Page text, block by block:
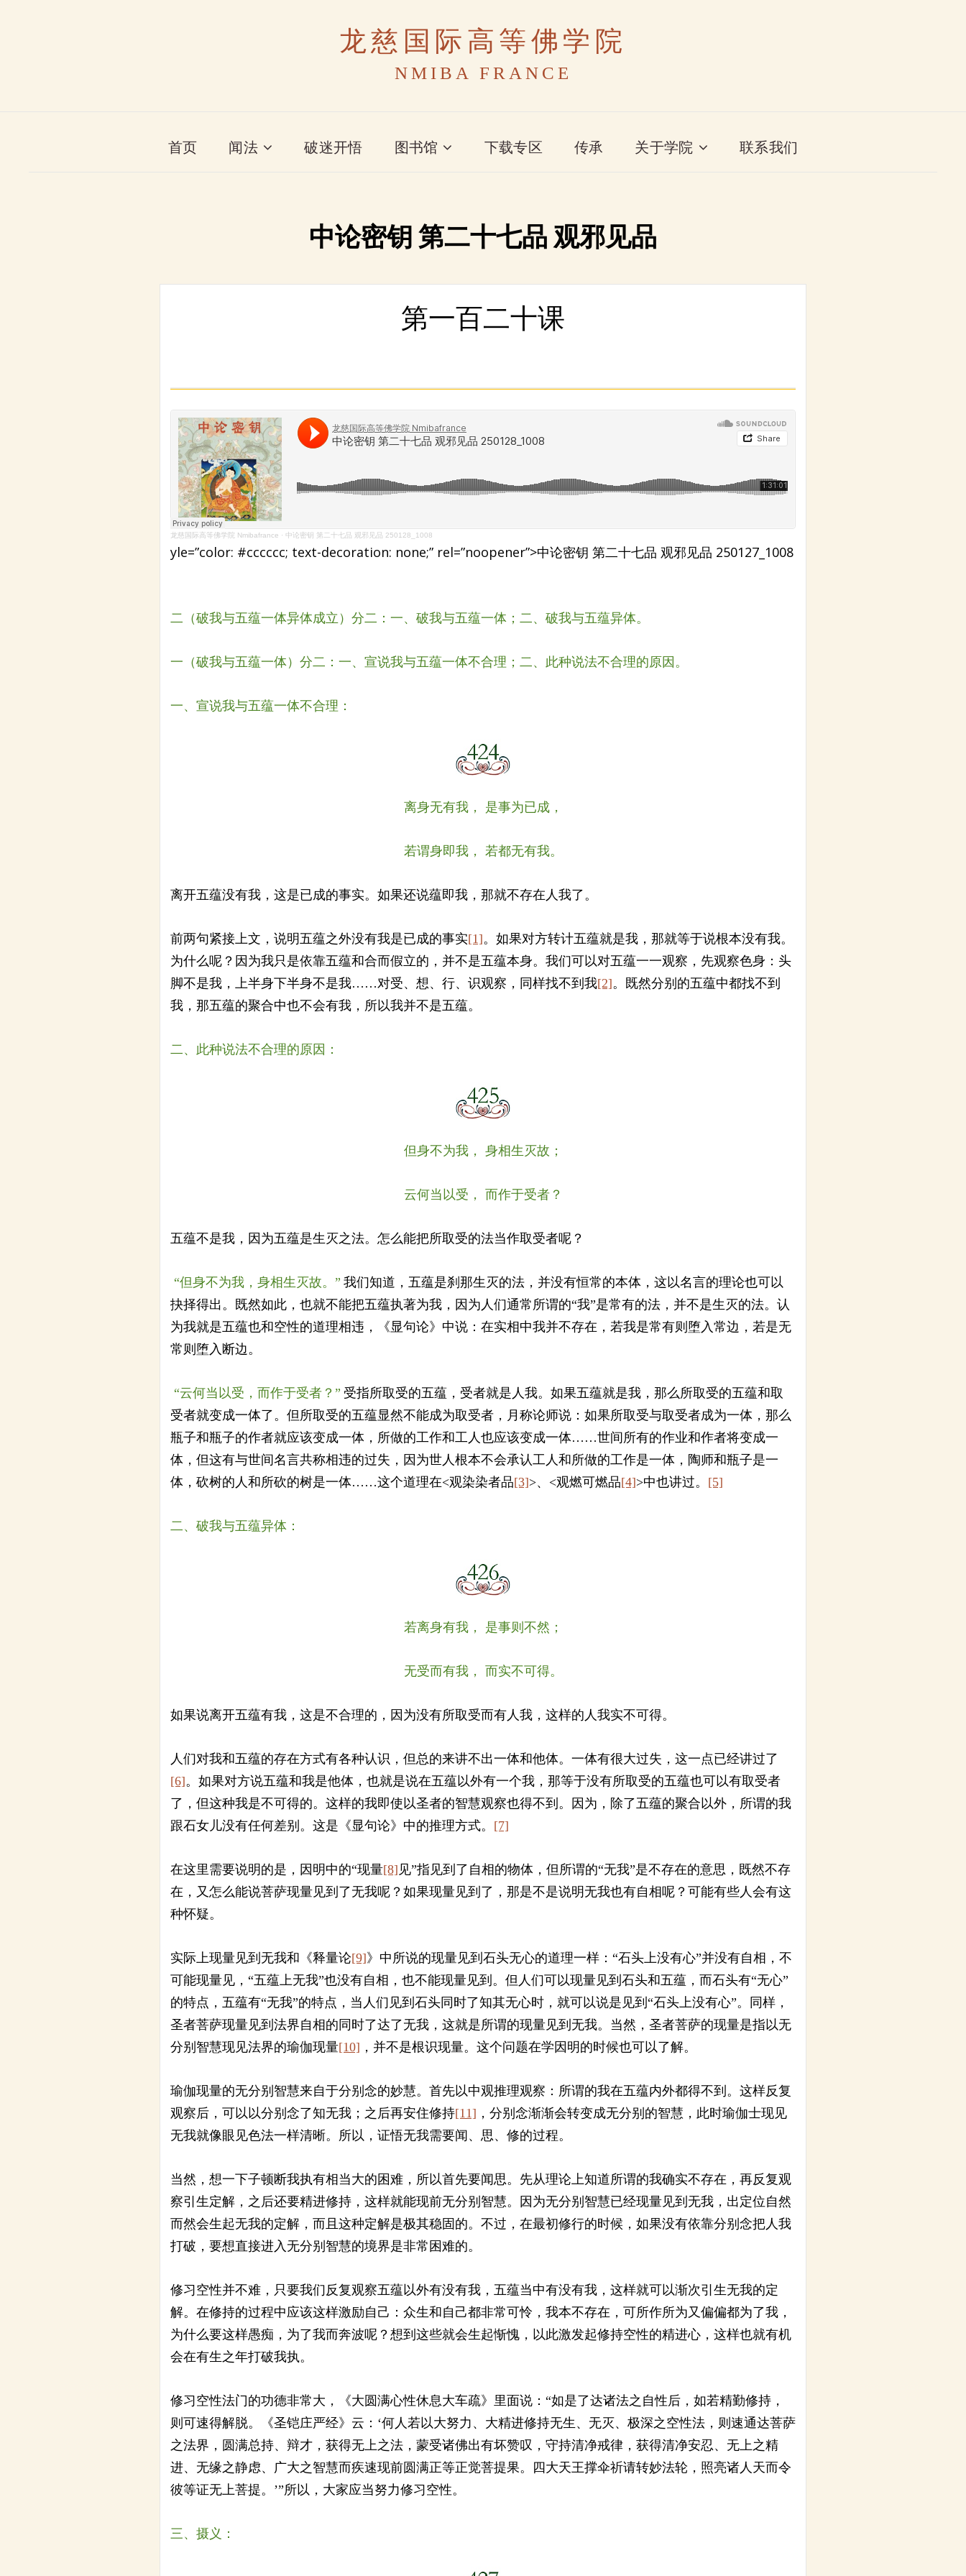
龙慈国际高等佛学院
NMIBA FRANCE
首页 闻法 破迷开悟 图书馆 下载专区 传承 关于学院 联系我们
中论密钥 第二十七品 观邪见品
第一百二十课
龙慈国际高等佛学院 Nmibafrance · 中论密钥 第二十七品 观邪见品 250128_1008
yle=”color: #cccccc; text-decoration: none;” rel=”noopener”>中论密钥 第二十七品 观邪见品 250127_1008
二（破我与五蕴一体异体成立）分二：一、破我与五蕴一体；二、破我与五蕴异体。
一（破我与五蕴一体）分二：一、宣说我与五蕴一体不合理；二、此种说法不合理的原因。
一、宣说我与五蕴一体不合理：
离身无有我， 是事为已成，
若谓身即我， 若都无有我。
离开五蕴没有我，这是已成的事实。如果还说蕴即我，那就不存在人我了。
前两句紧接上文，说明五蕴之外没有我是已成的事实[1]。如果对方转计五蕴就是我，那就等于说根本没有我。
为什么呢？因为我只是依靠五蕴和合而假立的，并不是五蕴本身。我们可以对五蕴一一观察，先观察色身：头
脚不是我，上半身下半身不是我……对受、想、行、识观察，同样找不到我[2]。既然分别的五蕴中都找不到
我，那五蕴的聚合中也不会有我，所以我并不是五蕴。
二、此种说法不合理的原因：
但身不为我， 身相生灭故；
云何当以受， 而作于受者？
五蕴不是我，因为五蕴是生灭之法。怎么能把所取受的法当作取受者呢？
“但身不为我，身相生灭故。” 我们知道，五蕴是刹那生灭的法，并没有恒常的本体，这以名言的理论也可以
抉择得出。既然如此，也就不能把五蕴执著为我，因为人们通常所谓的“我”是常有的法，并不是生灭的法。认
为我就是五蕴也和空性的道理相违，《显句论》中说：在实相中我并不存在，若我是常有则堕入常边，若是无
常则堕入断边。
“云何当以受，而作于受者？” 受指所取受的五蕴，受者就是人我。如果五蕴就是我，那么所取受的五蕴和取
受者就变成一体了。但所取受的五蕴显然不能成为取受者，月称论师说：如果所取受与取受者成为一体，那么
瓶子和瓶子的作者就应该变成一体，所做的工作和工人也应该变成一体……世间所有的作业和作者将变成一
体，但这有与世间名言共称相违的过失，因为世人根本不会承认工人和所做的工作是一体，陶师和瓶子是一
体，砍树的人和所砍的树是一体……这个道理在<观染染者品[3]>、<观燃可燃品[4]>中也讲过。 [5]
二、破我与五蕴异体：
若离身有我， 是事则不然；
无受而有我， 而实不可得。
如果说离开五蕴有我，这是不合理的，因为没有所取受而有人我，这样的人我实不可得。
人们对我和五蕴的存在方式有各种认识，但总的来讲不出一体和他体。一体有很大过失，这一点已经讲过了
[6]。如果对方说五蕴和我是他体，也就是说在五蕴以外有一个我，那等于没有所取受的五蕴也可以有取受者
了，但这种我是不可得的。这样的我即使以圣者的智慧观察也得不到。因为，除了五蕴的聚合以外，所谓的我
跟石女儿没有任何差别。这是《显句论》中的推理方式。 [7]
在这里需要说明的是，因明中的“现量[8] 见”指见到了自相的物体，但所谓的“无我”是不存在的意思，既然不存
在，又怎么能说菩萨现量见到了无我呢？如果现量见到了，那是不是说明无我也有自相呢？可能有些人会有这
种怀疑。
实际上现量见到无我和《释量论[9]》中所说的现量见到石头无心的道理一样：“石头上没有心”并没有自相，不
可能现量见，“五蕴上无我”也没有自相，也不能现量见到。但人们可以现量见到石头和五蕴，而石头有“无心”
的特点，五蕴有“无我”的特点，当人们见到石头同时了知其无心时，就可以说是见到“石头上没有心”。同样，
圣者菩萨现量见到法界自相的同时了达了无我，这就是所谓的现量见到无我。当然，圣者菩萨的现量是指以无
分别智慧现见法界的瑜伽现量[10] ，并不是根识现量。这个问题在学因明的时候也可以了解。
瑜伽现量的无分别智慧来自于分别念的妙慧。首先以中观推理观察：所谓的我在五蕴内外都得不到。这样反复
观察后，可以以分别念了知无我；之后再安住修持[11] ，分别念渐渐会转变成无分别的智慧，此时瑜伽士现见
无我就像眼见色法一样清晰。所以，证悟无我需要闻、思、修的过程。
当然，想一下子顿断我执有相当大的困难，所以首先要闻思。先从理论上知道所谓的我确实不存在，再反复观
察引生定解，之后还要精进修持，这样就能现前无分别智慧。因为无分别智慧已经现量见到无我，出定位自然
而然会生起无我的定解，而且这种定解是极其稳固的。不过，在最初修行的时候，如果没有依靠分别念把人我
打破，要想直接进入无分别智慧的境界是非常困难的。
修习空性并不难，只要我们反复观察五蕴以外有没有我，五蕴当中有没有我，这样就可以渐次引生无我的定
解。在修持的过程中应该这样激励自己：众生和自己都非常可怜，我本不存在，可所作所为又偏偏都为了我，
为什么要这样愚痴，为了我而奔波呢？想到这些就会生起惭愧，以此激发起修持空性的精进心，这样也就有机
会在有生之年打破我执。
修习空性法门的功德非常大，《大圆满心性休息大车疏》里面说：“如是了达诸法之自性后，如若精勤修持，
则可速得解脱。《圣铠庄严经》云：‘何人若以大努力、大精进修持无生、无灭、极深之空性法，则速通达菩萨
之法界，圆满总持、辩才，获得无上之法，蒙受诸佛出有坏赞叹，守持清净戒律，获得清净安忍、无上之精
进、无缘之静虑、广大之智慧而疾速现前圆满正等正觉菩提果。四大天王撑伞祈请转妙法轮，照亮诸人天而令
彼等证无上菩提。’”所以，大家应当努力修习空性。
三、摄义：